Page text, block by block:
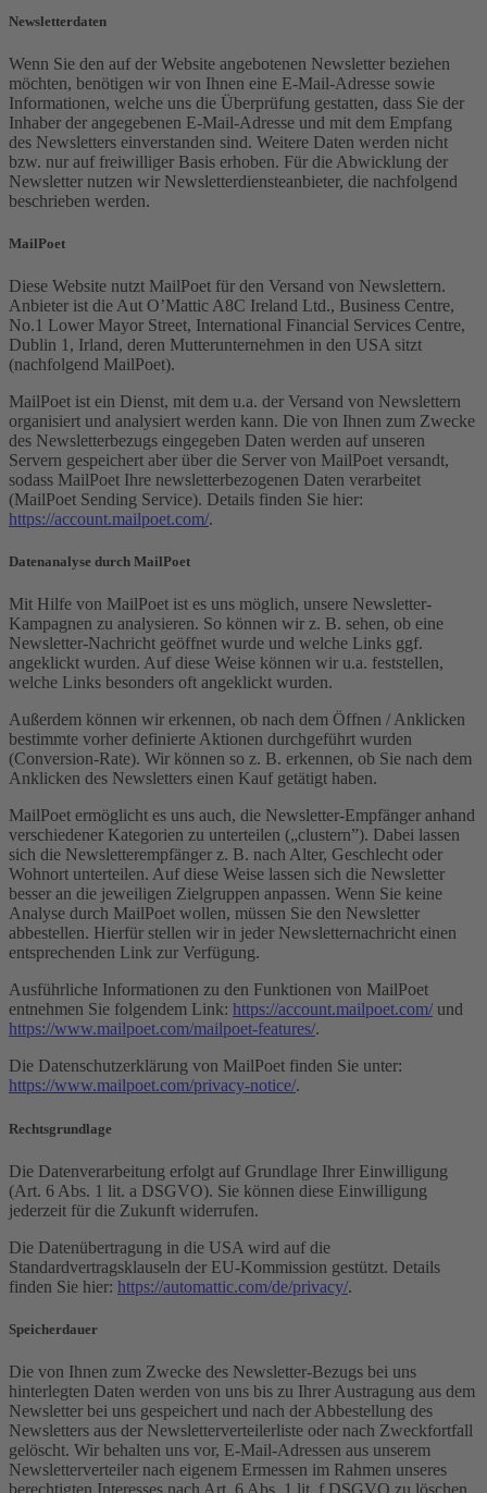
Newsletter­daten
Wenn Sie den auf der Website angebotenen Newsletter beziehen
möchten, benötigen wir von Ihnen eine E-Mail-Adresse sowie
Informationen, welche uns die Überprüfung gestatten, dass Sie der
Inhaber der angegebenen E-Mail-Adresse und mit dem Empfang
des Newsletters einverstanden sind. Weitere Daten werden nicht
bzw. nur auf freiwilliger Basis erhoben. Für die Abwicklung der
Newsletter nutzen wir Newsletterdiensteanbieter, die nachfolgend
beschrieben werden.
MailPoet
Diese Website nutzt MailPoet für den Versand von Newslettern.
Anbieter ist die Aut O’Mattic A8C Ireland Ltd., Business Centre,
No.1 Lower Mayor Street, International Financial Services Centre,
Dublin 1, Irland, deren Mutterunternehmen in den USA sitzt
(nachfolgend MailPoet).
MailPoet ist ein Dienst, mit dem u.a. der Versand von Newslettern
organisiert und analysiert werden kann. Die von Ihnen zum Zwecke
des Newsletterbezugs eingegeben Daten werden auf unseren
Servern gespeichert aber über die Server von MailPoet versandt,
sodass MailPoet Ihre newsletterbezogenen Daten verarbeitet
(MailPoet Sending Service). Details finden Sie hier:
https://account.mailpoet.com/.
Datenanalyse durch MailPoet
Mit Hilfe von MailPoet ist es uns möglich, unsere Newsletter-
Kampagnen zu analysieren. So können wir z. B. sehen, ob eine
Newsletter-Nachricht geöffnet wurde und welche Links ggf.
angeklickt wurden. Auf diese Weise können wir u.a. feststellen,
welche Links besonders oft angeklickt wurden.
Außerdem können wir erkennen, ob nach dem Öffnen / Anklicken
bestimmte vorher definierte Aktionen durchgeführt wurden
(Conversion-Rate). Wir können so z. B. erkennen, ob Sie nach dem
Anklicken des Newsletters einen Kauf getätigt haben.
MailPoet ermöglicht es uns auch, die Newsletter-Empfänger anhand
verschiedener Kategorien zu unterteilen („clustern”). Dabei lassen
sich die Newsletterempfänger z. B. nach Alter, Geschlecht oder
Wohnort unterteilen. Auf diese Weise lassen sich die Newsletter
besser an die jeweiligen Zielgruppen anpassen. Wenn Sie keine
Analyse durch MailPoet wollen, müssen Sie den Newsletter
abbestellen. Hierfür stellen wir in jeder Newsletternachricht einen
entsprechenden Link zur Verfügung.
Ausführliche Informationen zu den Funktionen von MailPoet
entnehmen Sie folgendem Link: https://account.mailpoet.com/ und
https://www.mailpoet.com/mailpoet-features/.
Die Datenschutzerklärung von MailPoet finden Sie unter:
https://www.mailpoet.com/privacy-notice/.
Rechtsgrundlage
Die Datenverarbeitung erfolgt auf Grundlage Ihrer Einwilligung
(Art. 6 Abs. 1 lit. a DSGVO). Sie können diese Einwilligung
jederzeit für die Zukunft widerrufen.
Die Datenübertragung in die USA wird auf die
Standardvertragsklauseln der EU-Kommission gestützt. Details
finden Sie hier: https://automattic.com/de/privacy/.
Speicherdauer
Die von Ihnen zum Zwecke des Newsletter-Bezugs bei uns
hinterlegten Daten werden von uns bis zu Ihrer Austragung aus dem
Newsletter bei uns gespeichert und nach der Abbestellung des
Newsletters aus der Newsletterverteilerliste oder nach Zweckfortfall
gelöscht. Wir behalten uns vor, E-Mail-Adressen aus unserem
Newsletterverteiler nach eigenem Ermessen im Rahmen unseres
berechtigten Interesses nach Art. 6 Abs. 1 lit. f DSGVO zu löschen